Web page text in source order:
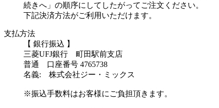
続きへ」の順序にしてしたがってご注文ください。
下記決済方法がご利用いただけます。
支払方法
【 銀行振込 】
三菱UFJ銀行 町田駅前支店
普通 口座番号 4765738
名義: 株式会社ジー・ミックス
※振込手数料はお客様にご負担頂きます。